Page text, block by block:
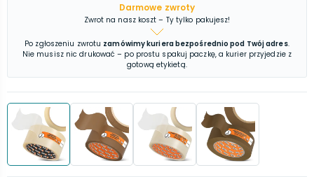
Darmowe zwroty
Zwrot na nasz koszt – Ty tylko pakujesz!
Po zgłoszeniu zwrotu zamówimy kuriera bezpośrednio pod Twój adres.
Nie musisz nic drukować – po prostu spakuj paczkę, a kurier przyjedzie z
gotową etykietą.